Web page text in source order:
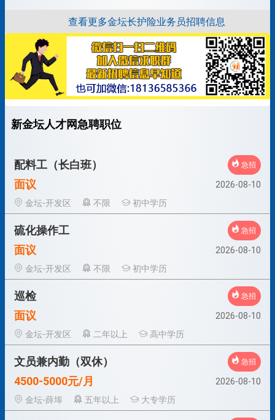
查看更多金坛长护险业务员招聘信息
新金坛人才网急聘职位
配料工（长白班） 急招
面议
2026-08-10
金坛-开发区
不限 初中学历
硫化操作工 急招
面议
2026-08-10
金坛-开发区
不限 初中学历
巡检 急招
面议
2026-08-10
金坛-开发区
二年以上 高中学历
文员兼内勤（双休） 急招
4500-5000元/月
2026-08-10
金坛-薛埠
五年以上 大专学历